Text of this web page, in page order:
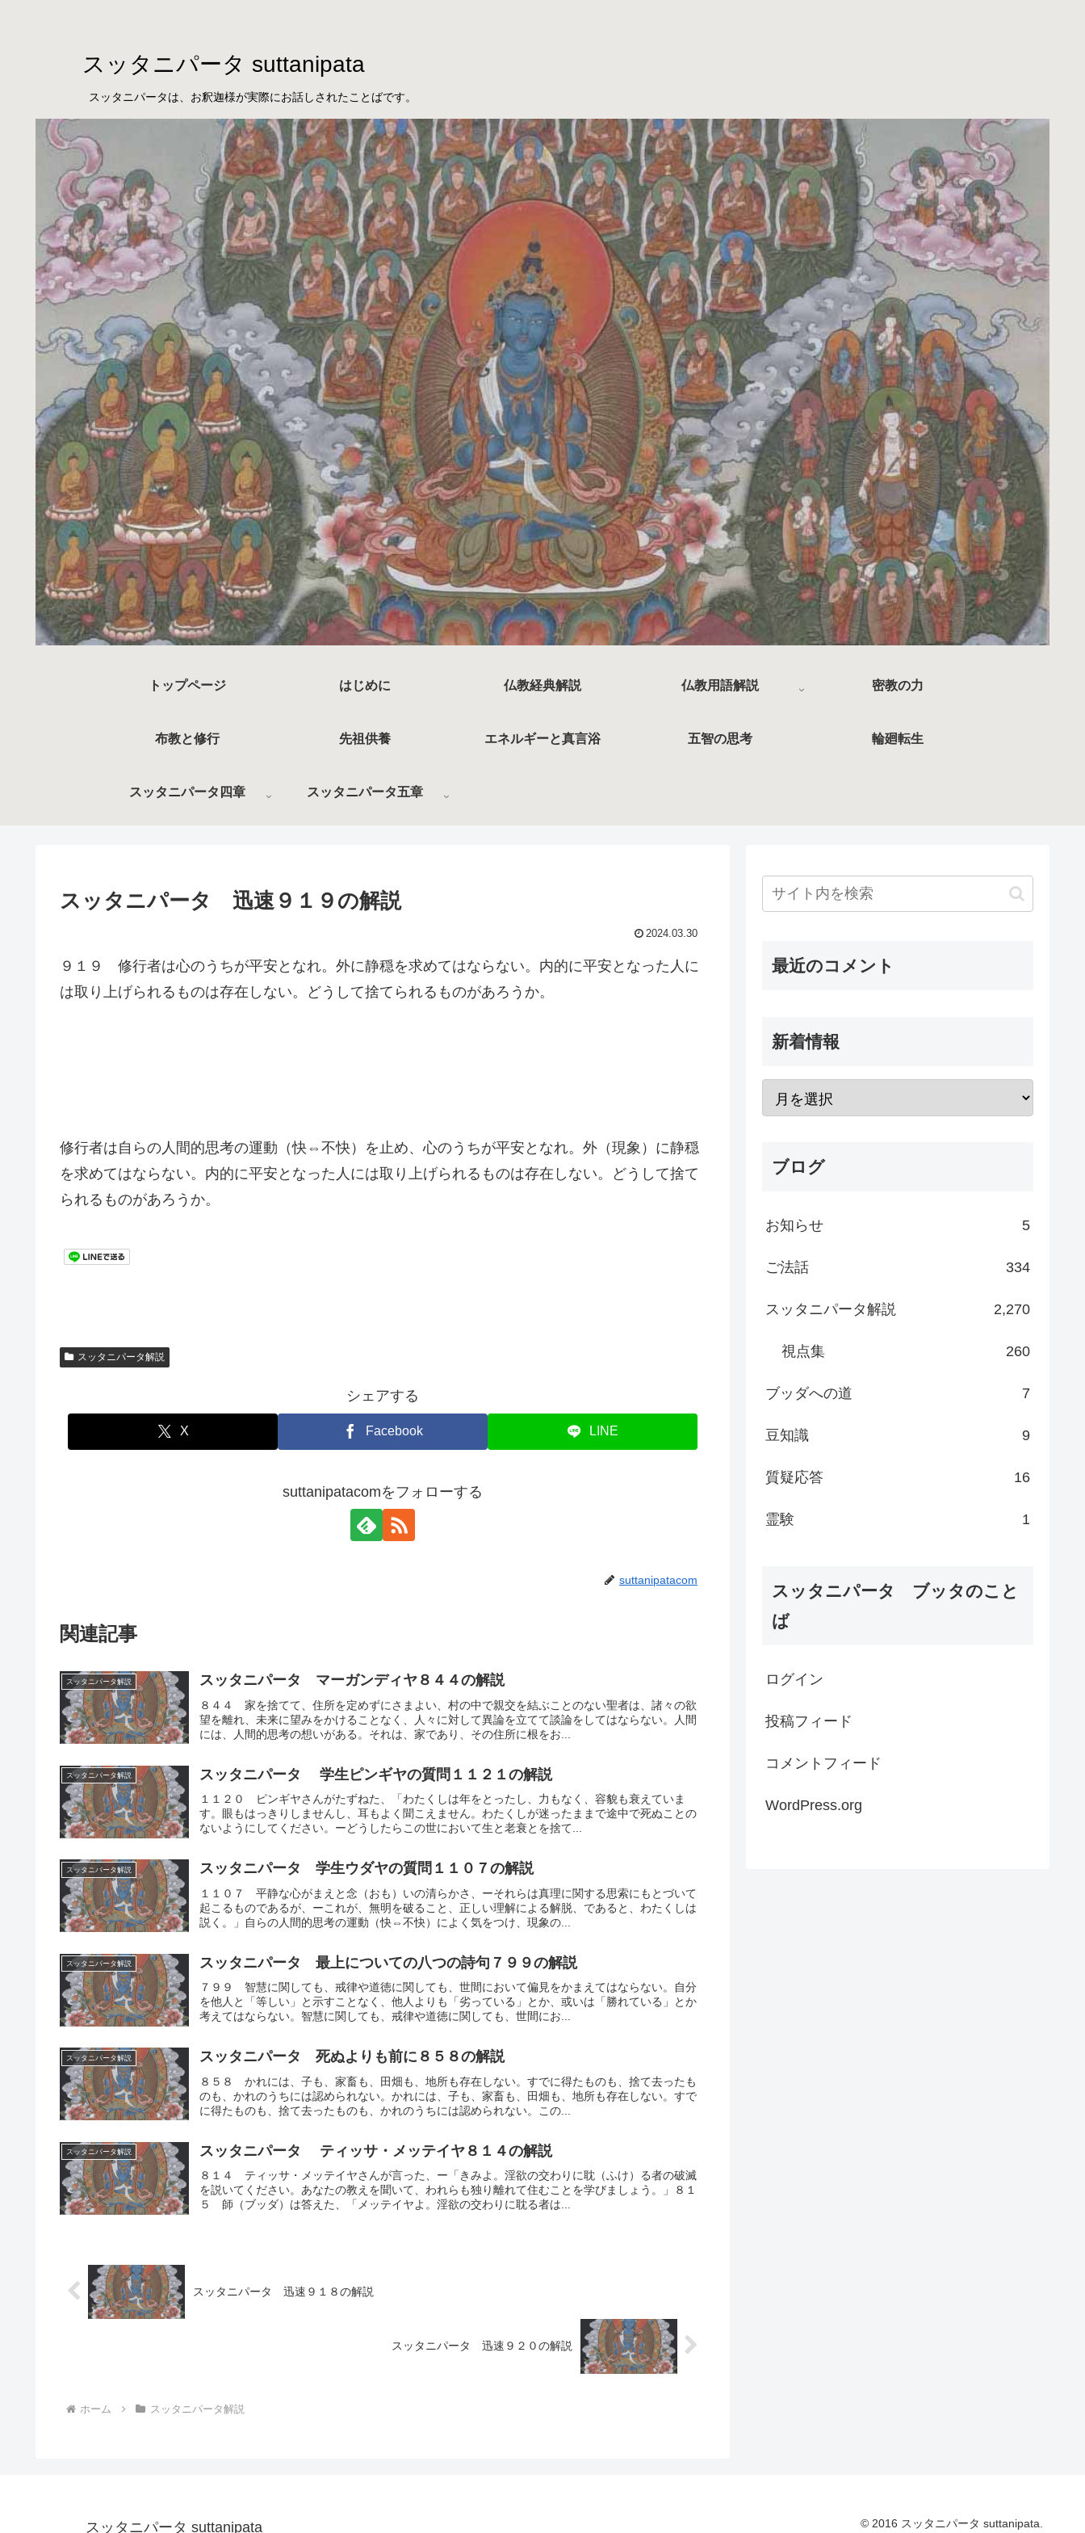
スッタニパータは、お釈迦様が実際にお話しされたことばです。
スッタニパータ suttanipata
トップページ はじめに 仏教経典解説 仏教用語解説 密教の力
布教と修行 先祖供養 エネルギーと真言浴 五智の思考 輪廻転生
スッタニパータ四章 スッタニパータ五章
スッタニパータ 迅速９１９の解説
2024.03.30
９１９ 修行者は心のうちが平安となれ。外に静穏を求めてはならない。内的に平安となった人に
は取り上げられるものは存在しない。どうして捨てられるものがあろうか。
修行者は自らの人間的思考の運動（快⇔不快）を止め、心のうちが平安となれ。外（現象）に静穏
を求めてはならない。内的に平安となった人には取り上げられるものは存在しない。どうして捨て
られるものがあろうか。
スッタニパータ解説
シェアする
X Facebook LINE
suttanipatacomをフォローする
suttanipatacom
関連記事
スッタニパータ解説 スッタニパータ マーガンディヤ８４４の解説
８４４ 家を捨てて、住所を定めずにさまよい、村の中で親交を結ぶことのない聖者は、諸々の欲
望を離れ、未来に望みをかけることなく、人々に対して異論を立てて談論をしてはならない。人間
には、人間的思考の想いがある。それは、家であり、その住所に根をお...
スッタニパータ解説 スッタニパータ 学生ピンギヤの質問１１２１の解説
１１２０ ピンギヤさんがたずねた、「わたくしは年をとったし、力もなく、容貌も衰えていま
す。眼もはっきりしませんし、耳もよく聞こえません。わたくしが迷ったままで途中で死ぬことの
ないようにしてください。ーどうしたらこの世において生と老衰とを捨て...
スッタニパータ解説 スッタニパータ 学生ウダヤの質問１１０７の解説
１１０７ 平静な心がまえと念（おも）いの清らかさ、ーそれらは真理に関する思索にもとづいて
起こるものであるが、ーこれが、無明を破ること、正しい理解による解脱、であると、わたくしは
説く。」自らの人間的思考の運動（快⇔不快）によく気をつけ、現象の...
スッタニパータ解説 スッタニパータ 最上についての八つの詩句７９９の解説
７９９ 智慧に関しても、戒律や道徳に関しても、世間において偏見をかまえてはならない。自分
を他人と「等しい」と示すことなく、他人よりも「劣っている」とか、或いは「勝れている」とか
考えてはならない。智慧に関しても、戒律や道徳に関しても、世間にお...
スッタニパータ解説 スッタニパータ 死ぬよりも前に８５８の解説
８５８ かれには、子も、家畜も、田畑も、地所も存在しない。すでに得たものも、捨て去ったも
のも、かれのうちには認められない。かれには、子も、家畜も、田畑も、地所も存在しない。すで
に得たものも、捨て去ったものも、かれのうちには認められない。この...
スッタニパータ解説 スッタニパータ ティッサ・メッテイヤ８１４の解説
８１４ ティッサ・メッテイヤさんが言った、ー「きみよ。淫欲の交わりに耽（ふけ）る者の破滅
を説いてください。あなたの教えを聞いて、われらも独り離れて住むことを学びましょう。」８１
５ 師（ブッダ）は答えた、「メッテイヤよ。淫欲の交わりに耽る者は...
スッタニパータ 迅速９１８の解説
スッタニパータ 迅速９２０の解説
ホーム スッタニパータ解説
最近のコメント
新着情報
ブログ
お知らせ 5
ご法話 334
スッタニパータ解説 2,270
視点集 260
ブッダへの道 7
豆知識 9
質疑応答 16
霊験 1
スッタニパータ ブッタのこと
ば
ログイン
投稿フィード
コメントフィード
WordPress.org
スッタニパータ suttanipata © 2016 スッタニパータ suttanipata.